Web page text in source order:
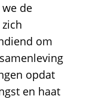
de
om
opdat
en haat